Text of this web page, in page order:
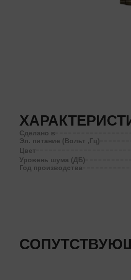
Сделано в
Эл. питание (Вольт ,Гц)
Цвет
Уровень шума (ДБ)
Год производства